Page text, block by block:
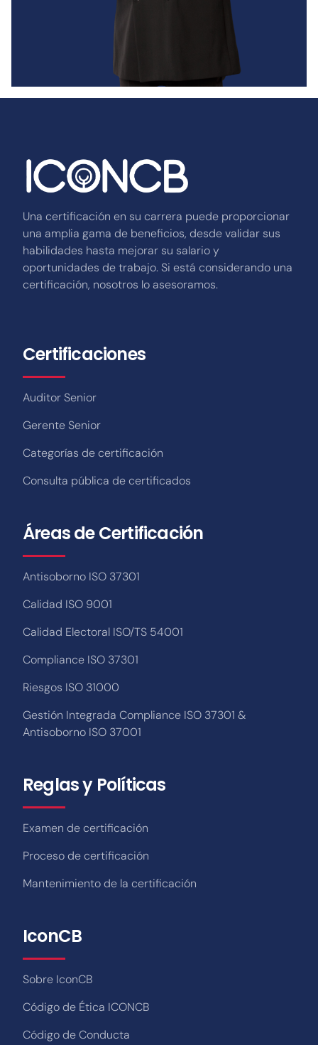
Una certificación en su carrera puede proporcionar
una amplia gama de beneficios, desde validar sus
habilidades hasta mejorar su salario y
oportunidades de trabajo. Si está considerando una
certificación, nosotros lo asesoramos.
Certificaciones
Auditor Senior
Gerente Senior
Categorías de certificación
Consulta pública de certificados
Áreas de Certificación
Antisoborno ISO 37301
Calidad ISO 9001
Calidad Electoral ISO/TS 54001
Compliance ISO 37301
Riesgos ISO 31000
Gestión Integrada Compliance ISO 37301 &
Antisoborno ISO 37001
Reglas y Políticas
Examen de certificación
Proceso de certificación
Mantenimiento de la certificación
IconCB
Sobre IconCB
Código de Ética ICONCB
Código de Conducta